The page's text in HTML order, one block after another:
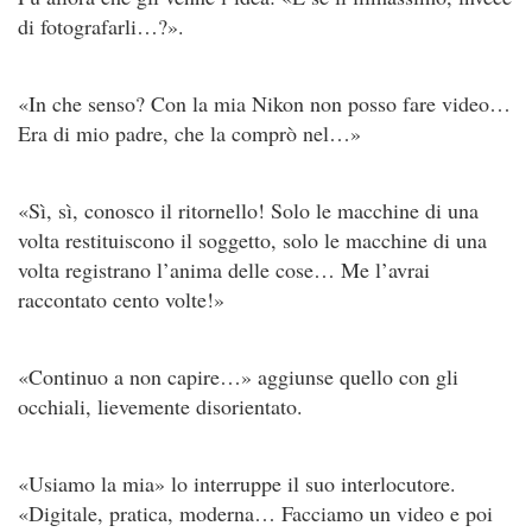
di fotografarli…?».
«In che senso? Con la mia Nikon non posso fare video…
Era di mio padre, che la comprò nel…»
«Sì, sì, conosco il ritornello! Solo le macchine di una
volta resti­tuiscono il soggetto, solo le macchine di una
volta registrano l’ani­ma delle cose… Me l’avrai
raccontato cento volte!»
«Continuo a non capire…» aggiunse quello con gli
occhiali, lie­vemente disorientato.
«Usiamo la mia» lo interruppe il suo interlocutore.
«Digita­le, pratica, moderna… Facciamo un video e poi